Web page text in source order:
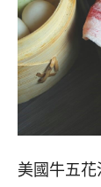
美國牛五